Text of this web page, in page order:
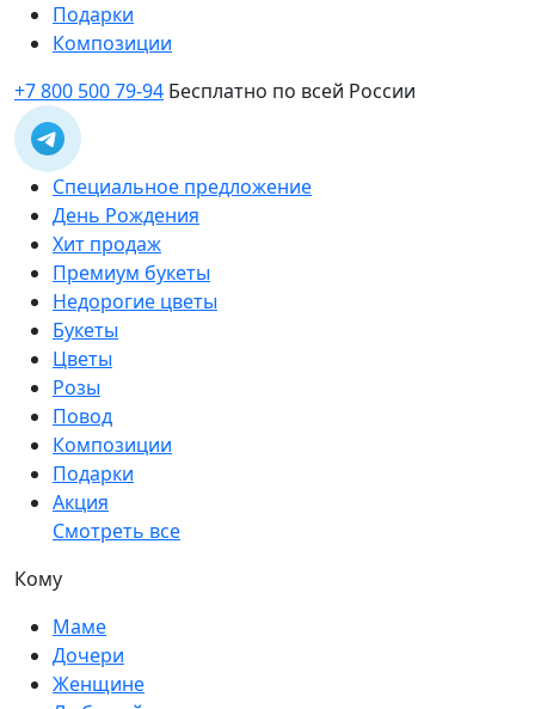
Подарки
Композиции
+7 800 500 79-94 Бесплатно по всей России
Специальное предложение
День Рождения
Хит продаж
Премиум букеты
Недорогие цветы
Букеты
Цветы
Розы
Повод
Композиции
Подарки
Акция
Смотреть все
Кому
Маме
Дочери
Женщине